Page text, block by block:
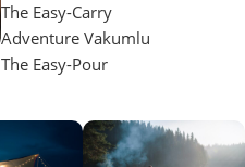
The Easy-Carry
Adventure Vakumlu
The Easy-Pour